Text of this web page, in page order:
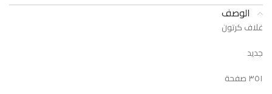
الوصف
غلاف كرتون
جديد
٣٥١ صفحة